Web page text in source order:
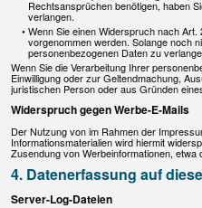
Rechtsansprüchen benötigen, haben
verlangen.
Wenn Sie einen Widerspruch nach
vorgenommen werden. Solange noch
personenbezogenen Daten zu
Wenn Sie die Verarbeitung Ihrer
Einwilligung oder zur Geltendmachung,
juristischen Person oder aus Gründen
Widerspruch gegen Werbe-E-Mails
Der Nutzung von im Rahmen der
Informationsmaterialien wird hiermit
Zusendung von Werbeinformationen, etwa
4. Datenerfassung auf
Server-Log-Dateien